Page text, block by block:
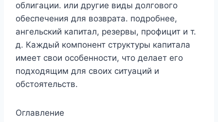
облигации. или другие виды долгового
обеспечения для возврата. подробнее,
ангельский капитал, резервы, профицит и т.
д. Каждый компонент структуры капитала
имеет свои особенности, что делает его
подходящим для своих ситуаций и
обстоятельств.
Оглавление